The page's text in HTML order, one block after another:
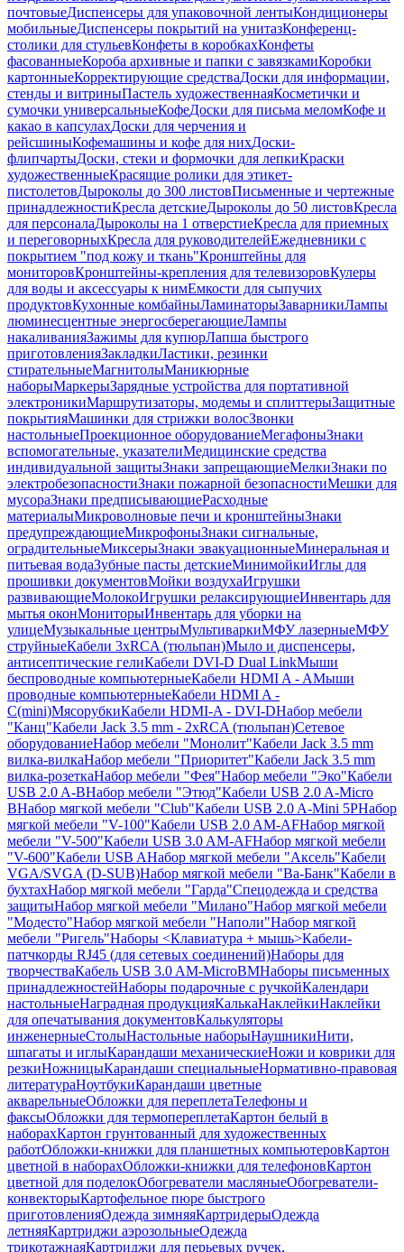
почтовыеДиспенсеры для упаковочной лентыКондиционеры
мобильныеДиспенсеры покрытий на унитазКонференц-
столики для стульевКонфеты в коробкахКонфеты
фасованныеКороба архивные и папки с завязкамиКоробки
картонныеКорректирующие средстваДоски для информации,
стенды и витриныПастель художественнаяКосметички и
сумочки универсальныеКофеДоски для письма меломКофе и
какао в капсулахДоски для черчения и
рейсшиныКофемашины и кофе для нихДоски-
флипчартыДоски, стеки и формочки для лепкиКраски
художественныеКрасящие ролики для этикет-
пистолетовДыроколы до 300 листовПисьменные и чертежные
принадлежностиКресла детскиеДыроколы до 50 листовКресла
для персоналаДыроколы на 1 отверстиеКресла для приемных
и переговорныхКресла для руководителейЕжедневники с
покрытием "под кожу и ткань"Кронштейны для
мониторовКронштейны-крепления для телевизоровКулеры
для воды и аксессуары к нимЕмкости для сыпучих
продуктовКухонные комбайныЛаминаторыЗаварникиЛампы
люминесцентные энергосберегающиеЛампы
накаливанияЗажимы для купюрЛапша быстрого
приготовленияЗакладкиЛастики, резинки
стирательныеМагнитолыМаникюрные
наборыМаркерыЗарядные устройства для портативной
электроникиМаршрутизаторы, модемы и сплиттерыЗащитные
покрытияМашинки для стрижки волосЗвонки
настольныеПроекционное оборудованиеМегафоныЗнаки
вспомогательные, указателиМедицинские средства
индивидуальной защитыЗнаки запрещающиеМелкиЗнаки по
электробезопасностиЗнаки пожарной безопасностиМешки для
мусораЗнаки предписывающиеРасходные
материалыМикроволновые печи и кронштейныЗнаки
предупреждающиеМикрофоныЗнаки сигнальные,
оградительныеМиксерыЗнаки эвакуационныеМинеральная и
питьевая водаЗубные пасты детскиеМинимойкиИглы для
прошивки документовМойки воздухаИгрушки
развивающиеМолокоИгрушки релаксирующиеИнвентарь для
мытья оконМониторыИнвентарь для уборки на
улицеМузыкальные центрыМультиваркиМФУ лазерныеМФУ
струйныеКабели 3xRCA (тюльпан)Мыло и диспенсеры,
антисептические гелиКабели DVI-D Dual LinkМыши
беспроводные компьютерныеКабели HDMI A - AМыши
проводные компьютерныеКабели HDMI A -
C(mini)МясорубкиКабели HDMI-A - DVI-DНабор мебели
"Канц"Кабели Jack 3.5 mm - 2xRCA (тюльпан)Сетевое
оборудованиеНабор мебели "Монолит"Кабели Jack 3.5 mm
вилка-вилкаНабор мебели "Приоритет"Кабели Jack 3.5 mm
вилка-розеткаНабор мебели "Фея"Набор мебели "Эко"Кабели
USB 2.0 A-BНабор мебели "Этюд"Кабели USB 2.0 A-Micro
BНабор мягкой мебели "Club"Кабели USB 2.0 A-Mini 5PНабор
мягкой мебели "V-100"Кабели USB 2.0 AM-AFНабор мягкой
мебели "V-500"Кабели USB 3.0 AM-AFНабор мягкой мебели
"V-600"Кабели USB AНабор мягкой мебели "Аксель"Кабели
VGA/SVGA (D-SUB)Набор мягкой мебели "Ва-Банк"Кабели в
бухтахНабор мягкой мебели "Гарда"Спецодежда и средства
защитыНабор мягкой мебели "Милано"Набор мягкой мебели
"Модесто"Набор мягкой мебели "Наполи"Набор мягкой
мебели "Ригель"Наборы <Клавиатура + мышь>Кабели-
патчкорды RJ45 (для сетевых соединений)Наборы для
творчестваКабель USB 3.0 AM-MicroBMНаборы письменных
принадлежностейНаборы подарочные с ручкойКалендари
настольныеНаградная продукцияКалькаНаклейкиНаклейки
для опечатывания документовКалькуляторы
инженерныеСтолыНастольные наборыНаушникиНити,
шпагаты и иглыКарандаши механическиеНожи и коврики для
резкиНожницыКарандаши специальныеНормативно-правовая
литератураНоутбукиКарандаши цветные
акварельныеОбложки для переплетаТелефоны и
факсыОбложки для термопереплетаКартон белый в
наборахКартон грунтованный для художественных
работОбложки-книжки для планшетных компьютеровКартон
цветной в наборахОбложки-книжки для телефоновКартон
цветной для поделокОбогреватели масляныеОбогреватели-
конвекторыКартофельное пюре быстрого
приготовленияОдежда зимняяКартридерыОдежда
летняяКартриджи аэрозольныеОдежда
трикотажнаяКартриджи для перьевых ручек,